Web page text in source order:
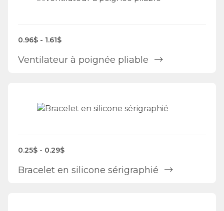
0.96$ - 1.61$
Ventilateur à poignée pliable
0.25$ - 0.29$
Bracelet en silicone sérigraphié